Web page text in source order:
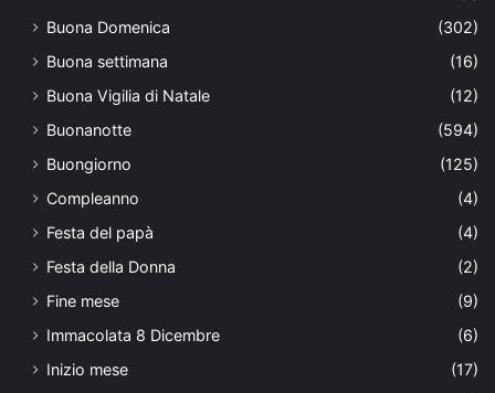
Buona Domenica
(302)
Buona settimana
(16)
Buona Vigilia di Natale
(12)
Buonanotte
(594)
Buongiorno
(125)
Compleanno
(4)
Festa del papà
(4)
Festa della Donna
(2)
Fine mese
(9)
Immacolata 8 Dicembre
(6)
Inizio mese
(17)